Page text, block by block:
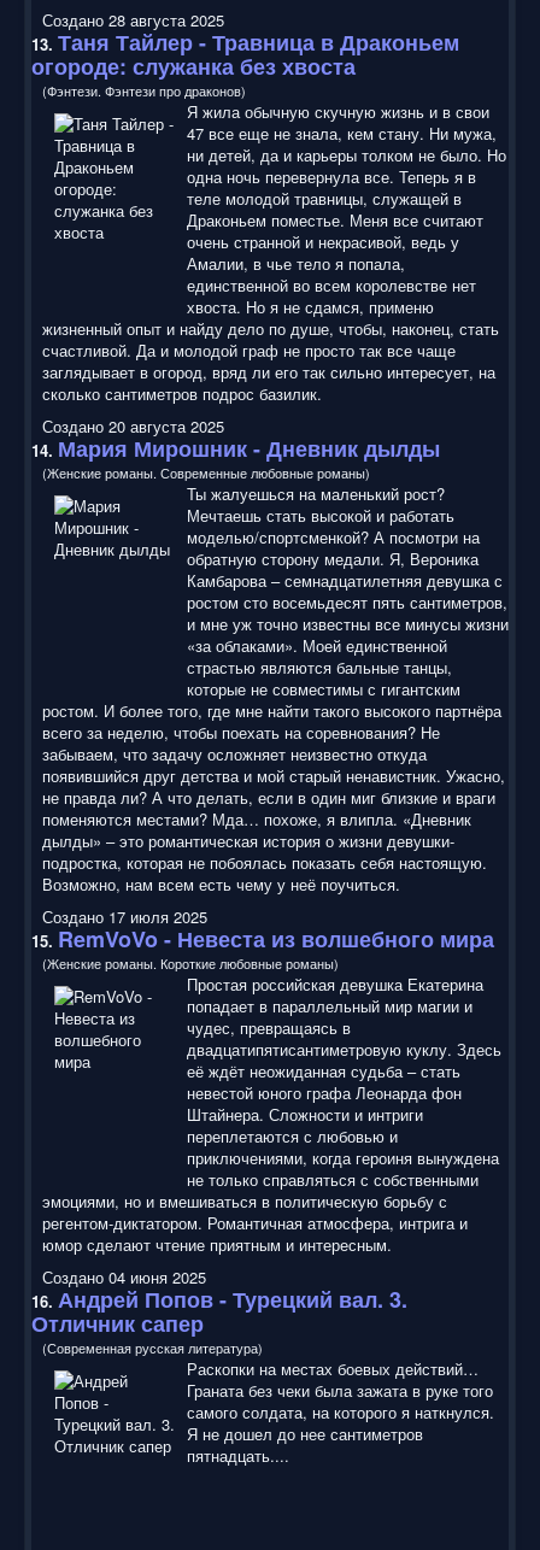
Создано 28 августа 2025
13. Таня Тайлер - Травница в Драконьем
огороде: служанка без хвоста
(Фэнтези. Фэнтези про драконов)
Я жила обычную скучную жизнь и в свои
47 все еще не знала, кем стану. Ни мужа,
ни детей, да и карьеры толком не было. Но
одна ночь перевернула все. Теперь я в
теле молодой травницы, служащей в
Драконьем поместье. Меня все считают
очень странной и некрасивой, ведь у
Амалии, в чье тело я попала,
единственной во всем королевстве нет
хвоста. Но я не сдамся, применю
жизненный опыт и найду дело по душе, чтобы, наконец, стать
счастливой. Да и молодой граф не просто так все чаще
заглядывает в огород, вряд ли его так сильно интересует, на
сколько сантиметров подрос базилик.
Создано 20 августа 2025
14. Мария Мирошник - Дневник дылды
(Женские романы. Современные любовные романы)
Ты жалуешься на маленький рост?
Мечтаешь стать высокой и работать
моделью/спортсменкой? А посмотри на
обратную сторону медали. Я, Вероника
Камбарова – семнадцатилетняя девушка с
ростом сто восемьдесят пять сантиметров,
и мне уж точно известны все минусы жизни
«за облаками». Моей единственной
страстью являются бальные танцы,
которые не совместимы с гигантским
ростом. И более того, где мне найти такого высокого партнёра
всего за неделю, чтобы поехать на соревнования? Не
забываем, что задачу осложняет неизвестно откуда
появившийся друг детства и мой старый ненавистник. Ужасно,
не правда ли? А что делать, если в один миг близкие и враги
поменяются местами? Мда… похоже, я влипла. «Дневник
дылды» – это романтическая история о жизни девушки-
подростка, которая не побоялась показать себя настоящую.
Возможно, нам всем есть чему у неё поучиться.
Создано 17 июля 2025
15. RemVoVo - Невеста из волшебного мира
(Женские романы. Короткие любовные романы)
Простая российская девушка Екатерина
попадает в параллельный мир магии и
чудес, превращаясь в
двадцатипятисантиметровую куклу. Здесь
её ждёт неожиданная судьба – стать
невестой юного графа Леонарда фон
Штайнера. Сложности и интриги
переплетаются с любовью и
приключениями, когда героиня вынуждена
не только справляться с собственными
эмоциями, но и вмешиваться в политическую борьбу с
регентом-диктатором. Романтичная атмосфера, интрига и
юмор сделают чтение приятным и интересным.
Создано 04 июня 2025
16. Андрей Попов - Турецкий вал. 3.
Отличник сапер
(Современная русская литература)
Раскопки на местах боевых действий…
Граната без чеки была зажата в руке того
самого солдата, на которого я наткнулся.
Я не дошел до нее сантиметров
пятнадцать....